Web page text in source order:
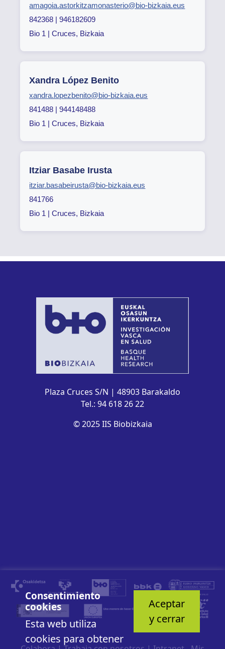
amagoia.astorkitzamonasterio@bio-bizkaia.eus
842368 | 946182609
Bio 1 | Cruces, Bizkaia
Xandra López Benito
xandra.lopezbenito@bio-bizkaia.eus
841488 | 944148488
Bio 1 | Cruces, Bizkaia
Itziar Basabe Irusta
itziar.basabeirusta@bio-bizkaia.eus
841766
Bio 1 | Cruces, Bizkaia
Plaza Cruces S/N | 48903 Barakaldo
Tel.: 94 618 26 22
© 2025 IIS Biobizkaia
Consentimiento
cookies
Esta web utiliza
cookies para obtener
Aceptar
y cerrar